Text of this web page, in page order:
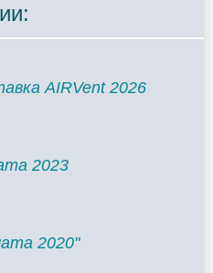
AIRVent 2026
2023
2020"